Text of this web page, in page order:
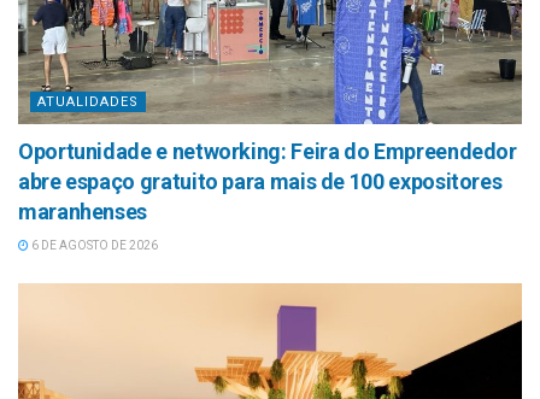
ATUALIDADES
Oportunidade e networking: Feira do Empreendedor
abre espaço gratuito para mais de 100 expositores
maranhenses
6 DE AGOSTO DE 2026